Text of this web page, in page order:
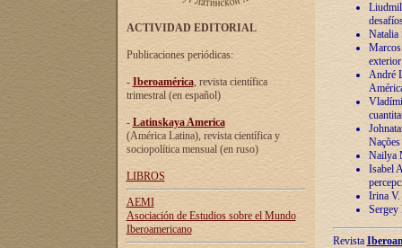
ACTIVIDAD EDITORIAL
Publicaciones periódicas:
- Iberoamérica, revista científica
trimestral (en español)
- Latinskaya America
(América Latina), revista científica y
sociopolítica mensual (en ruso)
LIBROS
AEMI
Asociación de Estudios sobre el Mundo
Iberoamericano
Natalia
André
Nailya
Isabel
Irina V.
Sergey
Revista